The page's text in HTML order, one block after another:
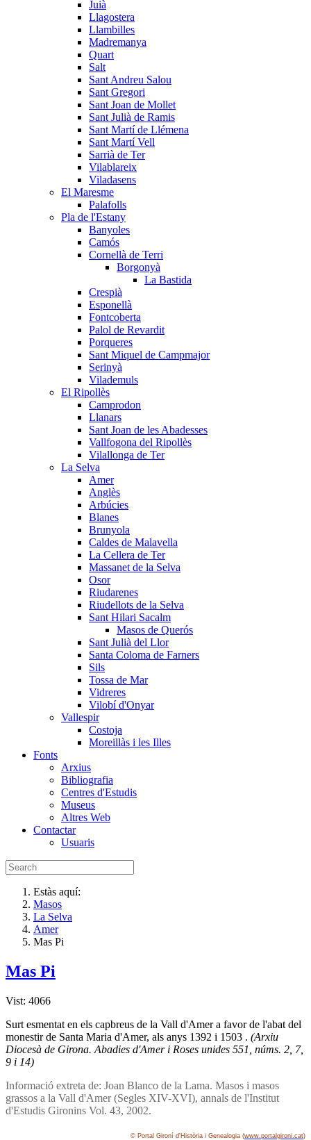
Juià
Llagostera
Llambilles
Madremanya
Quart
Salt
Sant Andreu Salou
Sant Gregori
Sant Joan de Mollet
Sant Julià de Ramis
Sant Martí de Llémena
Sant Martí Vell
Sarrià de Ter
Vilablareix
Viladasens
El Maresme
Palafolls
Pla de l'Estany
Banyoles
Camós
Cornellà de Terri
Borgonyà
La Bastida
Crespià
Esponellà
Fontcoberta
Palol de Revardit
Porqueres
Sant Miquel de Campmajor
Serinyà
Vilademuls
El Ripollès
Camprodon
Llanars
Sant Joan de les Abadesses
Vallfogona del Ripollès
Vilallonga de Ter
La Selva
Amer
Anglès
Arbúcies
Blanes
Brunyola
Caldes de Malavella
La Cellera de Ter
Massanet de la Selva
Osor
Riudarenes
Riudellots de la Selva
Sant Hilari Sacalm
Masos de Querós
Sant Julià del Llor
Santa Coloma de Farners
Sils
Tossa de Mar
Vidreres
Vilobí d'Onyar
Vallespir
Costoja
Moreillàs i les Illes
Fonts
Arxius
Bibliografia
Centres d'Estudis
Museus
Altres Web
Contactar
Usuaris
Estàs aquí:
Masos
La Selva
Amer
Mas Pi
Mas Pi
Vist: 4066
Surt esmentat en els capbreus de la Vall d'Amer a favor de l'abat del
monestir de Santa Maria d'Amer, als anys 1392 i 1503 . (Arxiu
Diocesà de Girona. Abadies d'Amer i Roses unides 551, núms. 2, 7,
9 i 14)
Informació extreta de: Joan Blanco de la Lama. Masos i masos
grassos a la Vall d'Amer (Segles XIV-XVI), annals de l'Institut
d'Estudis Gironins Vol. 43, 2002.
© Portal Gironí­ d'Història i Genealogia (www.portalgironi.cat)